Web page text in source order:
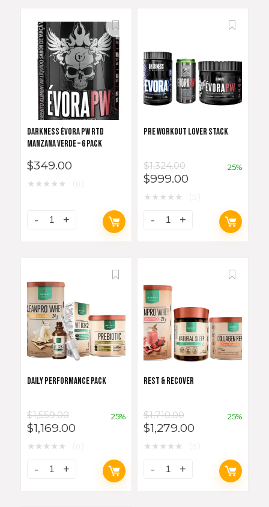
DARKNESS ÉVORA PW RTD
MANZANA VERDE – 6 PACK
$349.00
★★★★★
PRE WORKOUT LOVER STACK
$1,324.00
$999.00
25%
★★★★★
DAILY PERFORMANCE PACK
$1,559.00
$1,169.00
25%
★★★★★
REST & RECOVER
$1,710.00
$1,279.00
25%
★★★★★